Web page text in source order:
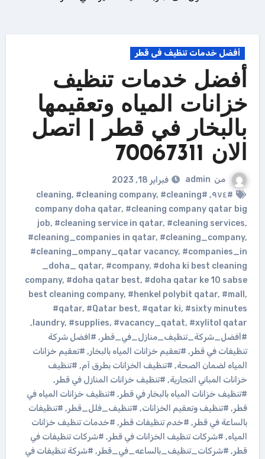
أفضل خدمات تنظيف فى قطر
أفضل خدمات تنظيف
خزانات المياه وتعقيمها
بالبخار في قطر | اتصل
الان 70067311
من admin
فبراير 18, 2023
#٩٧٤
,
#cleaning
, #cleaning company, #cleaning
company doha qatar, #cleaning company qatar big
job, #cleaning service in qatar, #cleaning services,
#cleaning_companies in qatar, #cleaning_company,
#cleaning_ompany_qatar vacancy, #companies_in
_doha_ qatar, #company, #doha ki best cleaning
company, #doha qatar best, #doha qatar ke 10 sabse
best cleaning company, #henkel polybit qatar, #mall,
#qatar, #Qatar best, #qatar ki, #sixty minutes
laundry, #supplies, #vacancy_qatat, #xylitol qatar
,
#أفضل_شركة_تنظيف_منازل_في_قطر, #افضل شركة
تنظيفات في قطر, #تعقيم خزانات المياه بالبخار, #تعقيم خزانات
المياه لضمان الصحة, #تنظيف الخزانات بطرق آم, #تنظيف
خزانات المباني التجارية, #تنظيف خزانات المنازل في قطر,
#تنظيف خزانات المياه بالبخار في قطر, #تنظيف خزانات المياه في
قطر, #تنظيف وتعقيم الخزانات, #تنظيف_فلل_قطر, #تنظيفات
بالساعة في قطر, #خدم تنظيفات قطر, #خدمات تنظيف خزانات
المياه, #شركات تنظيف الخزانات في قطر, #شركات تنظيفات في
قطر, #شركات_تنظيف_بالساعه_في_قطر, #شركة تنظيفات في